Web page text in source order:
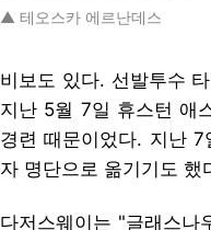
▲ 테오스카 에르난데스
비보도 있다. 선발투수
지난 5월 7일 휴스턴 애
경련 때문이었다. 지난
자 명단으로 옮기기도 했
다저스웨이는 "글래스나